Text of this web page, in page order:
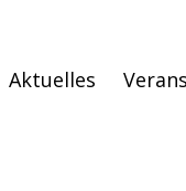
Aktuelles